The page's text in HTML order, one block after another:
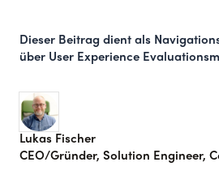
Dieser Beitrag dient als
über User Experience
Lukas Fischer
CEO/Gründer, Solution Engineer,